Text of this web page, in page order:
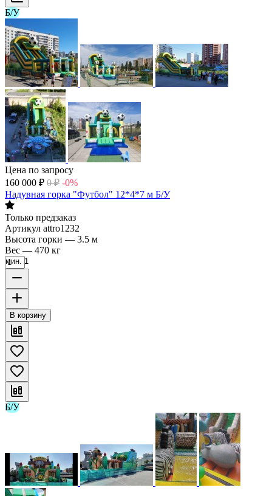
Б/У
Цена по запросу
160 000 ₽ 0 ₽ -0%
Надувная горка "Футбол" 12*4*7 м Б/У
Только предзаказ
Артикул attro1232
Высота горки — 3.5 м
Вес — 470 кг
мин. 1
В корзину
Б/У